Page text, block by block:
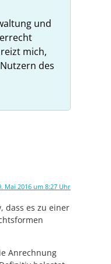
und
mich,
des
Mai 2016 um 8:27 Uhr
dass es zu einer
Anrechnung